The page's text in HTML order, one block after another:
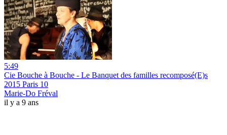
5:49
Cie Bouche à Bouche - Le Banquet des familles recomposé(E)s
2015 Paris 10
Marie-Do Fréval
il y a 9 ans